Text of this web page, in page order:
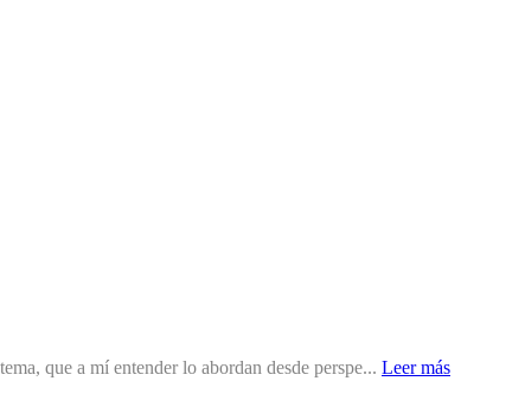
que a mí entender lo abordan desde perspe... Leer más